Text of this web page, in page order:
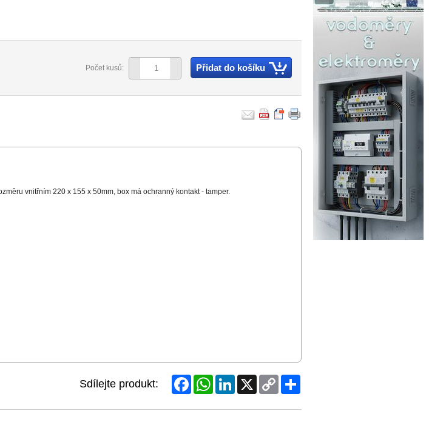
Počet kusů: Přidat do košíku
vnitřním 220 x 155 x 50mm, box má ochranný kontakt - tamper.
Sdílejte produkt: FacebookWhatsAppLinkedIn
X
Copy
Link
Share